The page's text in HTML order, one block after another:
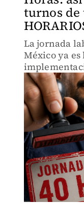
turnos de
La jornada
México ya